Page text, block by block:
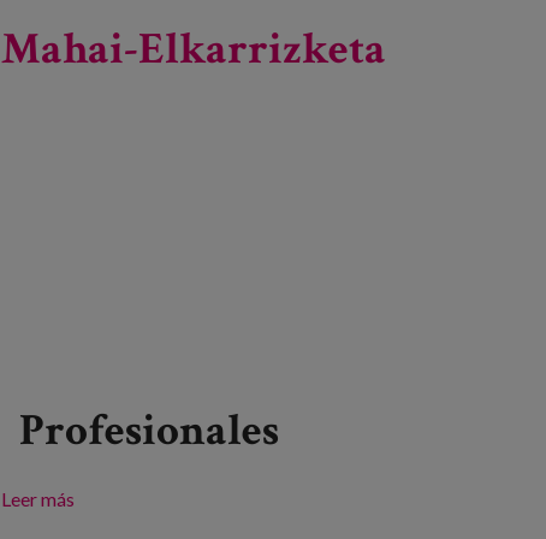
Mahai-Elkarrizketa
Profesionales
Leer más